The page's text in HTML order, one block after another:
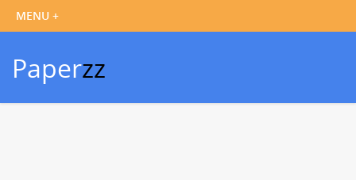
Paperzz